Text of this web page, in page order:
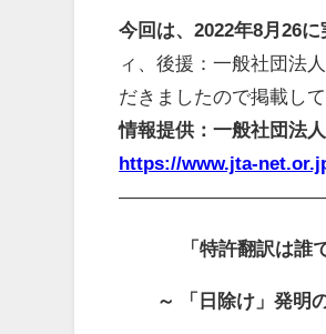
今回は、2022年8 月26に
ィ、後援：一般社団法
だきましたので掲載して
情報提供：一般社団法
https://www.jta-
「特許翻訳は誰で
～ 「日除け」発明